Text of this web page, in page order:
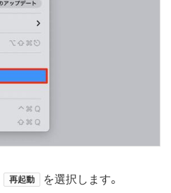
再起動 を選択します。